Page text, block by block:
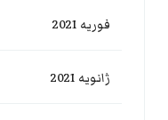
فوریه 2021
ژانویه 2021